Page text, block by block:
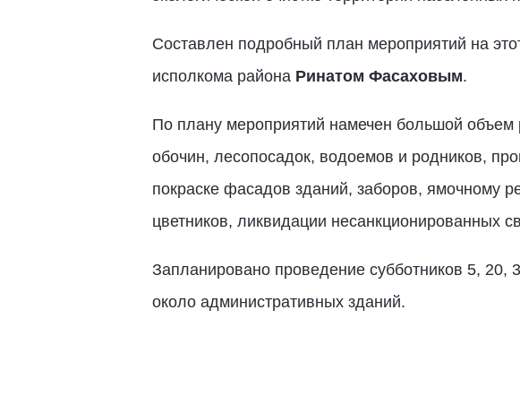
Составлен подробный план мероприятий на
исполкома района Ринатом Фасаховым.
По плану мероприятий намечен большой объем
обочин, лесопосадок, водоемов и родников,
покраске фасадов зданий, заборов, ямочному
цветников, ликвидации несанкционированных
Запланировано проведение субботников 5, 20,
около административных зданий.